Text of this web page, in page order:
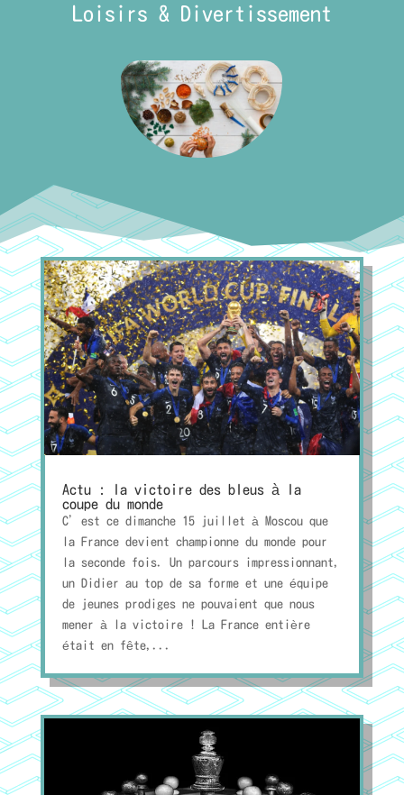
Loisirs & Divertissement
Actu : la victoire des bleus à la
coupe du monde
C’est ce dimanche 15 juillet à Moscou que
la France devient championne du monde pour
la seconde fois. Un parcours impressionnant,
un Didier au top de sa forme et une équipe
de jeunes prodiges ne pouvaient que nous
mener à la victoire ! La France entière
était en fête,...